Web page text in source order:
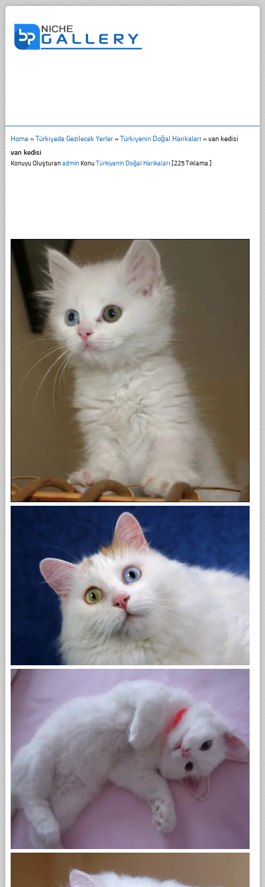
Home» Türkiyede Gezilecek Yerler» Türkiyenin Doğal Harikaları» van kedisi
van kedisi
Konuyu OluşturanadminKonu Türkiyenin Doğal Harikaları [225 Tıklama ]